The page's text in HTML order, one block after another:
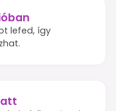
lefed, így